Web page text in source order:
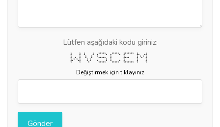
Lütfen aşağıdaki kodu giriniz:
* * * * ***** ***** ******* * *
* * * * * * * * * ** **
* * * * * * * * * * *
* * * * * ***** * **** * * *
* * * * * * * * * * *
** ** * * * * * * * * *
* * * ***** ***** ******* * *
Değiştirmek için tıklayınız